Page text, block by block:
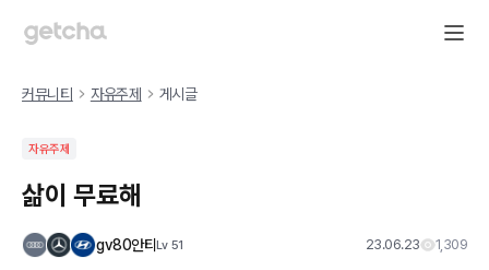
커뮤니티 자유주제 게시글
자유주제
삶이 무료해
gv80안티 Lv 51 23.06.23 1,309